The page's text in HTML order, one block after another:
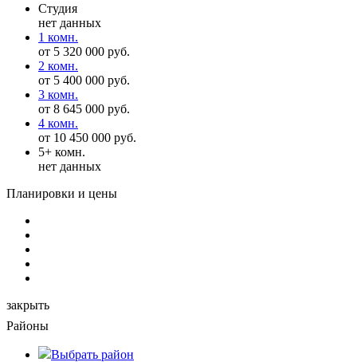
Студия
нет данных
1 комн.
от 5 320 000 руб.
2 комн.
от 5 400 000 руб.
3 комн.
от 8 645 000 руб.
4 комн.
от 10 450 000 руб.
5+ комн.
нет данных
Планировки и цены
закрыть
Районы
Выбрать район